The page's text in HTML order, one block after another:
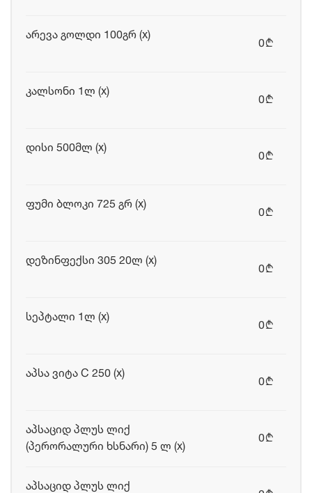
არევა გოლდი 100გრ (x)
0b
კალსონი 1ლ (x)
0b
დისი 500მლ (x)
0b
ფუმი ბლოკი 725 გრ (x)
0b
დეზინფექსი 305 20ლ (x)
0b
სეპტალი 1ლ (x)
0b
აპსა ვიტა C 250 (x)
0b
აპსაციდ პლუს ლიქ
(პერორალური ხსნარი) 5 ლ (x)
0b
აპსაციდ პლუს ლიქ